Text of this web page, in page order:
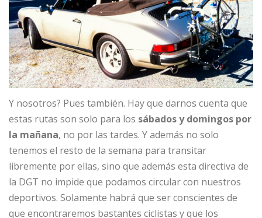
Y nosotros? Pues también. Hay que darnos cuenta que
estas rutas son solo para los sábados y domingos por
la mañana, no por las tardes. Y además no solo
tenemos el resto de la semana para transitar
libremente por ellas, sino que además esta directiva de
la DGT no impide que podamos circular con nuestros
deportivos. Solamente habrá que ser conscientes de
que encontraremos bastantes ciclistas y que los